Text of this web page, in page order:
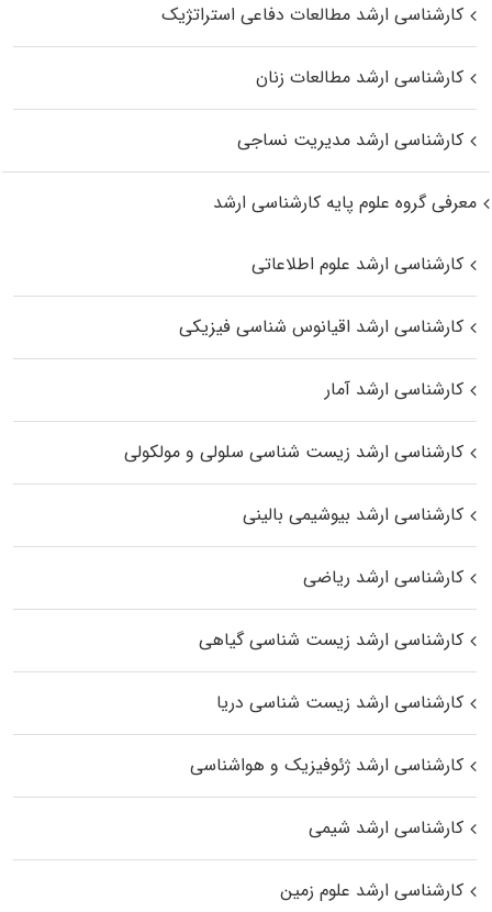
کارشناسی ارشد مطالعات دفاعی استراتژیک
کارشناسی ارشد مطالعات زنان
کارشناسی ارشد مدیریت نساجی
معرفی گروه علوم پایه کارشناسی ارشد
کارشناسی ارشد علوم اطلاعاتی
کارشناسی ارشد اقیانوس‌ شناسی فیزیکی
کارشناسی ارشد آمار
کارشناسی ارشد زیست شناسی سلولی و مولکولی
کارشناسی ارشد بیوشیمی بالینی
کارشناسی ارشد ریاضی
کارشناسی ارشد زیست‌ شناسی گیاهی
کارشناسی ارشد زیست‌ شناسی دریا
کارشناسی ارشد ژئوفیزیک و هواشناسی
کارشناسی ارشد شیمی
کارشناسی ارشد علوم زمین